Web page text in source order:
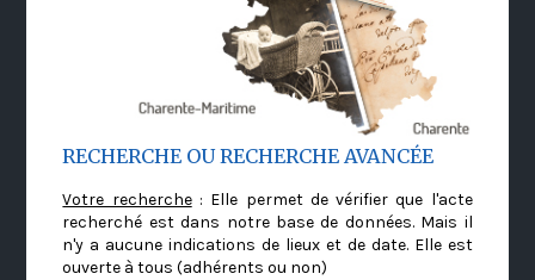
RECHERCHE OU RECHERCHE AVANCÉE
Votre recherche: Elle permet de vérifier que l'acte
recherché est dans notre base de données. Mais il
n'y a aucune indications de lieux et de date. Elle est
ouverte à tous (adhérents ou non)